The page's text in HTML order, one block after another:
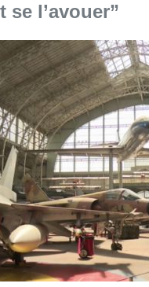
Bruxelles, le blocus
bras de la
brasserie
bruxellois